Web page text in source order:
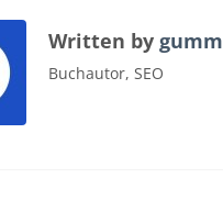
Written by
Buchautor, SEO